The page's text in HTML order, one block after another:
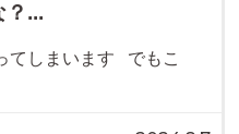
？...
てしまいます でもこ